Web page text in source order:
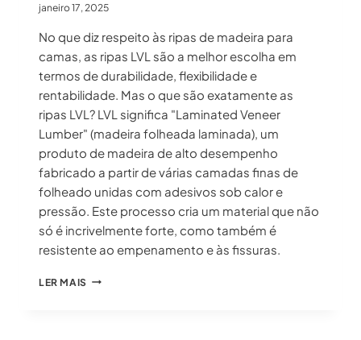
janeiro 17, 2025
No que diz respeito às ripas de madeira para
camas, as ripas LVL são a melhor escolha em
termos de durabilidade, flexibilidade e
rentabilidade. Mas o que são exatamente as
ripas LVL? LVL significa "Laminated Veneer
Lumber" (madeira folheada laminada), um
produto de madeira de alto desempenho
fabricado a partir de várias camadas finas de
folheado unidas com adesivos sob calor e
pressão. Este processo cria um material que não
só é incrivelmente forte, como também é
resistente ao empenamento e às fissuras.
LER MAIS RIPAS